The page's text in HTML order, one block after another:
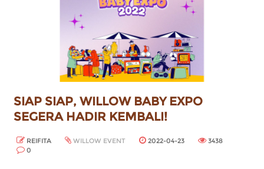
SIAP SIAP, WILLOW BABY EXPO
SEGERA HADIR KEMBALI!
REIFITA WILLOW EVENT 2022-04-23
3438
0